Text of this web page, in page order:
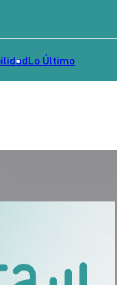
Lo Último